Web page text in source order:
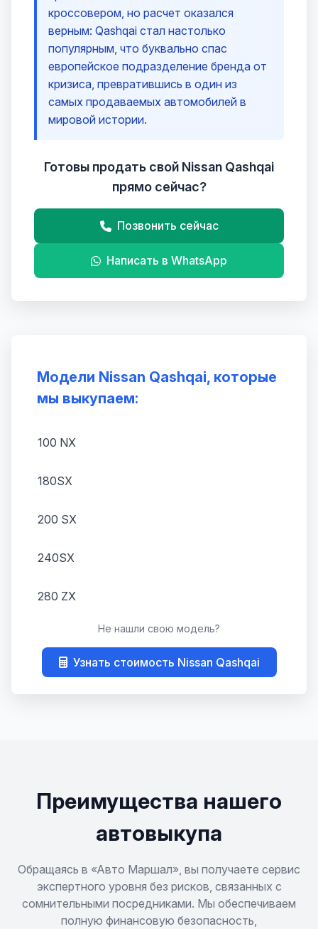
Модели Nissan Qashqai, которые
мы выкупаем:
100 NX
180SX
200 SX
240SX
280 ZX
350Z
Almera Classic
Almera Tino
Altima
Не нашли свою модель?
Узнать стоимость Nissan Qashqai
кроссовером, но расчет оказался
верным: Qashqai стал настолько
популярным, что буквально спас
европейское подразделение бренда от
кризиса, превратившись в один из
самых продаваемых автомобилей в
мировой истории.
Готовы продать свой Nissan Qashqai
прямо сейчас?
Позвонить сейчас
Написать в WhatsApp
Преимущества нашего
автовыкупа
Обращаясь в «Авто Маршал», вы получаете сервис
экспертного уровня без рисков, связанных с
сомнительными посредниками. Мы обеспечиваем
полную финансовую безопасность,